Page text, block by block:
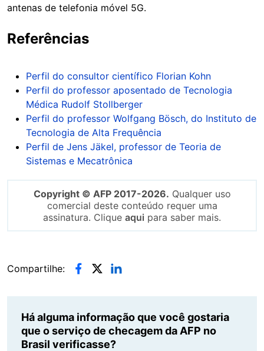
antenas de telefonia móvel 5G.
Referências
Perfil do consultor científico Florian Kohn
Perfil do professor aposentado de Tecnologia
Médica Rudolf Stollberger
Perfil do professor Wolfgang Bösch, do Instituto de
Tecnologia de Alta Frequência
Perfil de Jens Jäkel, professor de Teoria de
Sistemas e Mecatrônica
Copyright © AFP 2017-2026. Qualquer uso
comercial deste conteúdo requer uma
assinatura. Clique aqui para saber mais.
Compartilhe:
Há alguma informação que você gostaria
que o serviço de checagem da AFP no
Brasil verificasse?